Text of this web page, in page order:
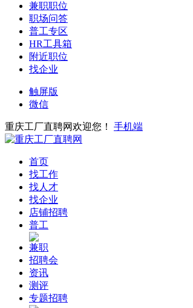
兼职职位
职场问答
普工专区
HR工具箱
附近职位
找企业
触屏版
微信
重庆工厂直聘网欢迎您！ 手机端
首页
找工作
找人才
找企业
店铺招聘
普工
兼职
招聘会
资讯
测评
专题招聘